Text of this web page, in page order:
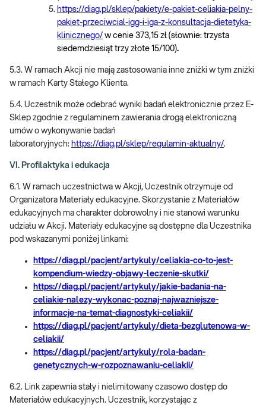
https://diag.pl/sklep/pakiety/e-pakiet-celiakia-pelny-
pakiet-przeciwcial-igg-i-iga-z-konsultacja-dietetyka-
klinicznego/ w cenie 373,15 zł (słownie: trzysta
siedemdziesiąt trzy złote 15/100).
5.3. W ramach Akcji nie mają zastosowania inne zniżki w tym zniżki
w ramach Karty Stałego Klienta.
5.4. Uczestnik może odebrać wyniki badań elektronicznie przez E-
Sklep zgodnie z regulaminem zawierania drogą elektroniczną
umów o wykonywanie badań
laboratoryjnych: https://diag.pl/sklep/regulamin-aktualny/.
VI. Profilaktyka i edukacja
6.1. W ramach uczestnictwa w Akcji, Uczestnik otrzymuje od
Organizatora Materiały edukacyjne. Skorzystanie z Materiałów
edukacyjnych ma charakter dobrowolny i nie stanowi warunku
udziału w Akcji. Materiały edukacyjne są dostępne dla Uczestnika
pod wskazanymi poniżej linkami:
https://diag.pl/pacjent/artykuly/celiakia-co-to-jest-
kompendium-wiedzy-objawy-leczenie-skutki/
https://diag.pl/pacjent/artykuly/jakie-badania-na-
celiakie-nalezy-wykonac-poznaj-najwazniejsze-
informacje-na-temat-diagnostyki-celiakii/
https://diag.pl/pacjent/artykuly/dieta-bezglutenowa-w-
celiakii/
https://diag.pl/pacjent/artykuly/rola-badan-
genetycznych-w-rozpoznawaniu-celiakii/
6.2. Link zapewnia stały i nielimitowany czasowo dostęp do
Materiałów edukacyjnych. Uczestnik, korzystając z